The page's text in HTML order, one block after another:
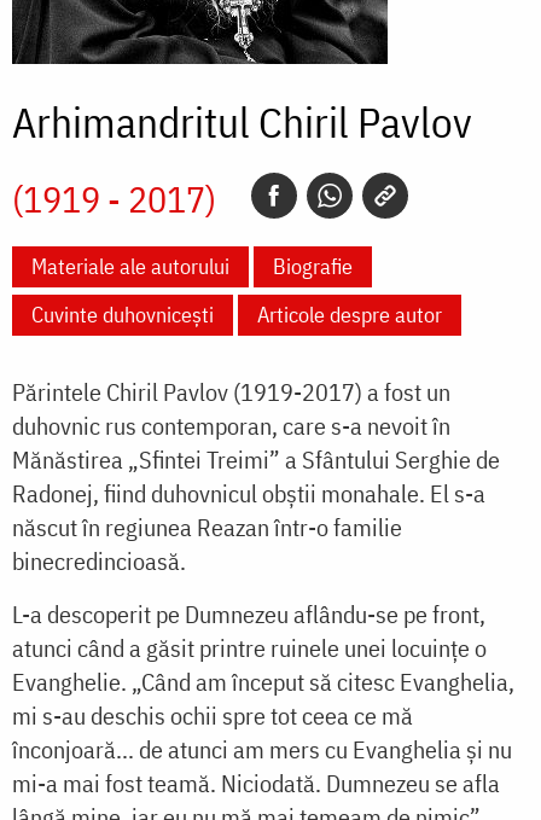
Arhimandritul Chiril Pavlov
(1919 - 2017)
Materiale ale autorului
Biografie
Cuvinte duhovnicești
Articole despre autor
Părintele Chiril Pavlov (1919-2017) a fost un
duhovnic rus contemporan, care s-a nevoit în
Mănăstirea „Sfintei Treimi” a Sfântului Serghie de
Radonej, fiind duhovnicul obștii monahale. El s-a
născut în regiunea Reazan într-o familie
binecredincioasă.
L-a descoperit pe Dumnezeu aflându-se pe front,
atunci când a găsit printre ruinele unei locuinţe o
Evanghelie. „Când am început să citesc Evanghelia,
mi s-au deschis ochii spre tot ceea ce mă
înconjoară... de atunci am mers cu Evanghelia şi nu
mi-a mai fost teamă. Niciodată. Dumnezeu se afla